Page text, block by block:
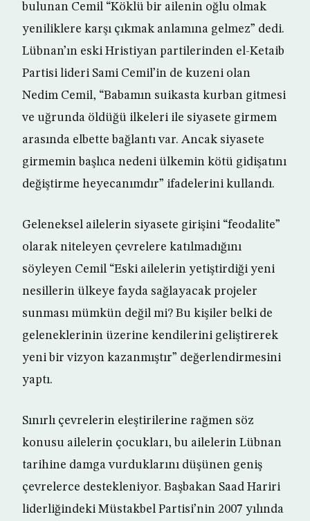
bulunan Cemil “Köklü bir ailenin oğlu olmak
yeniliklere karşı çıkmak anlamına gelmez” dedi.
Lübnan’ın eski Hristiyan partilerinden el-Ketaib
Partisi lideri Sami Cemil’in de kuzeni olan
Nedim Cemil, “Babamın suikasta kurban gitmesi
ve uğrunda öldüğü ilkeleri ile siyasete girmem
arasında elbette bağlantı var. Ancak siyasete
girmemin başlıca nedeni ülkemin kötü gidişatını
değiştirme heyecanımdır” ifadelerini kullandı.
Geleneksel ailelerin siyasete girişini “feodalite”
olarak niteleyen çevrelere katılmadığını
söyleyen Cemil “Eski ailelerin yetiştirdiği yeni
nesillerin ülkeye fayda sağlayacak projeler
sunması mümkün değil mi? Bu kişiler belki de
geleneklerinin üzerine kendilerini geliştirerek
yeni bir vizyon kazanmıştır” değerlendirmesini
yaptı.
Sınırlı çevrelerin eleştirilerine rağmen söz
konusu ailelerin çocukları, bu ailelerin Lübnan
tarihine damga vurduklarını düşünen geniş
çevrelerce destekleniyor. Başbakan Saad Hariri
liderliğindeki Müstakbel Partisi’nin 2007 yılında